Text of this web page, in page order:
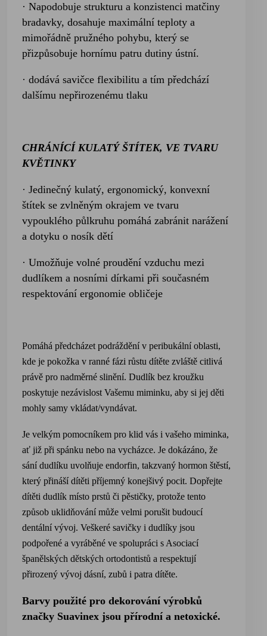
· Napodobuje strukturu a konzistenci matčiny
bradavky, dosahuje maximální teploty a
mimořádně pružného pohybu, který se
přizpůsobuje hornímu patru dutiny ústní.
· dodává savičce flexibilitu a tím předchází
dalšímu nepřirozenému tlaku
CHRÁNÍCÍ KULATÝ ŠTÍTEK, VE TVARU
KVĚTINKY
· Jedinečný kulatý, ergonomický, konvexní
štítek se zvlněným okrajem ve tvaru
vypouklého půlkruhu pomáhá zabránit narážení
a dotyku o nosík dětí
· Umožňuje volné proudění vzduchu mezi
dudlíkem a nosními dírkami při současném
respektování ergonomie obličeje
Pomáhá předcházet podráždění v peribukální oblasti,
kde je pokožka v ranné fázi růstu dítěte zvláště citlivá
právě pro nadměrné slinění. Dudlík bez kroužku
poskytuje nezávislost Vašemu miminku, aby si jej děti
mohly samy vkládat/vyndávat.
Je velkým pomocníkem pro klid vás i vašeho miminka,
ať již při spánku nebo na vycházce. Je dokázáno, že
sání dudlíku uvolňuje endorfin, takzvaný hormon štěstí,
který přináší dítěti příjemný konejšivý pocit. Dopřejte
dítěti dudlík místo prstů či pěstičky, protože tento
způsob uklidňování může velmi porušit budoucí
dentální vývoj. Veškeré savičky i dudlíky jsou
podpořené a vyráběné ve spolupráci s Asociací
španělských dětských ortodontistů a respektují
přirozený vývoj dásní, zubů i patra dítěte.
Barvy použité pro dekorování výrobků
značky Suavinex jsou přírodní a netoxické.